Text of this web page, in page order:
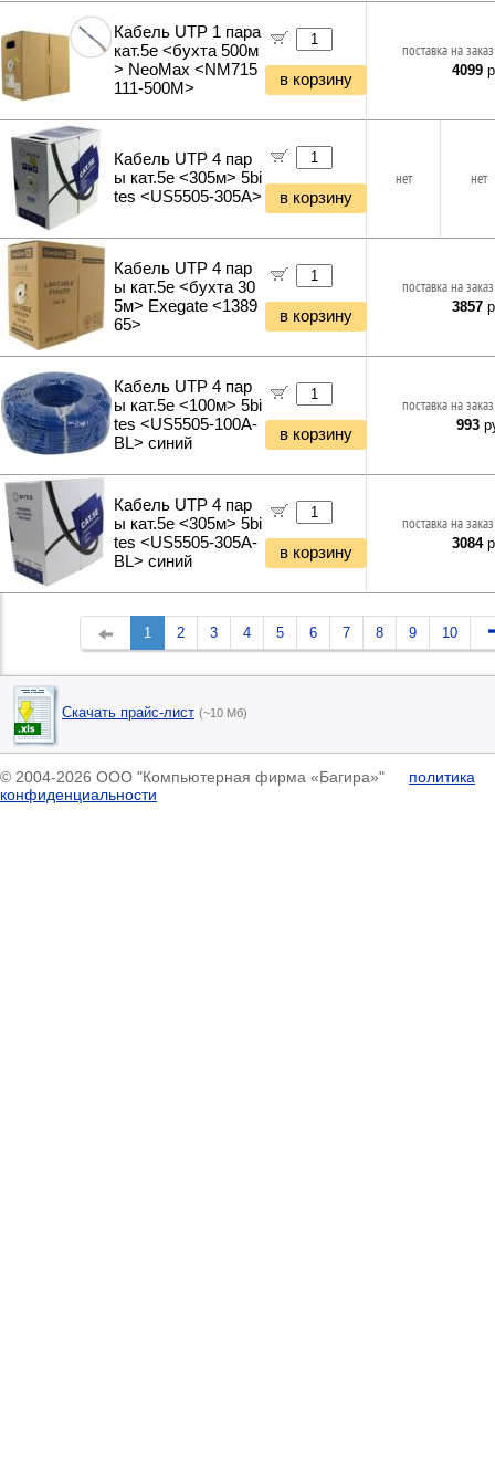
Кабель UTP 1 пара
кат.5e <бухта 500м
> NeoMax <NM715
111-500M>
в корзину
поставка на
4099
Кабель UTP 4 пар
ы кат.5e <305м> 5bi
tes <US5505-305A>
в корзину
нет нет
Кабель UTP 4 пар
ы кат.5e <бухта 30
5м> Exegate <1389
65>
в корзину
поставка на
3857
Кабель UTP 4 пар
ы кат.5e <100м> 5bi
tes <US5505-100A-
BL> синий
в корзину
поставка на
993
Кабель UTP 4 пар
ы кат.5e <305м> 5bi
tes <US5505-305A-
BL> синий
в корзину
поставка на
3084
1 2 3 4 5 6 7 8 9 10
Скачать прайс-лист (~10 Мб)
© 2004-2026 ООО "Компьютерная фирма «Багира»" политика
конфиденциальности